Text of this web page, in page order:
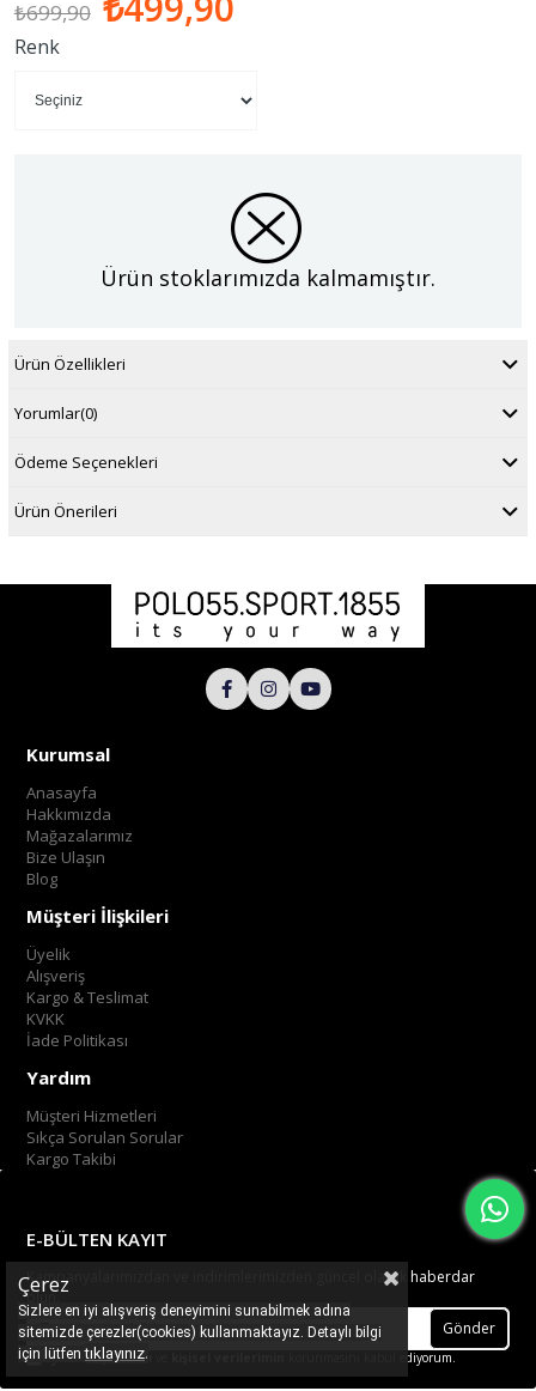
₺699,90
Renk
Ürün stoklarımızda kalmamıştır.
Ürün Özellikleri
Yorumlar(0)
Ödeme Seçenekleri
Ürün Önerileri
Kurumsal
Anasayfa
Hakkımızda
Mağazalarımız
Bize Ulaşın
Blog
Müşteri İlişkileri
Üyelik
Alışveriş
Kargo & Teslimat
KVKK
İade Politikası
Yardım
Müşteri Hizmetleri
Sıkça Sorulan Sorular
Kargo Takibi
E-BÜLTEN KAYIT
Kampanyalarımızdan ve indirimlerimizden güncel olarak haberdar
olun.
Gönder
Üyelik koşullarını korunmasını kabul ediyorum.
Çerez
Sizlere en iyi alışveriş deneyimini sunabilmek adına
sitemizde çerezler(cookies) kullanmaktayız. Detaylı bilgi
için lütfentıklayınız.